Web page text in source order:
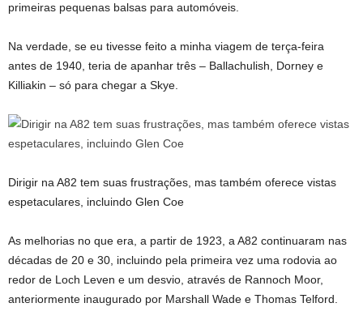
primeiras pequenas balsas para automóveis.
Na verdade, se eu tivesse feito a minha viagem de terça-feira
antes de 1940, teria de apanhar três – Ballachulish, Dorney e
Killiakin – só para chegar a Skye.
Dirigir na A82 tem suas frustrações, mas também oferece vistas
espetaculares, incluindo Glen Coe
As melhorias no que era, a partir de 1923, a A82 continuaram nas
décadas de 20 e 30, incluindo pela primeira vez uma rodovia ao
redor de Loch Leven e um desvio, através de Rannoch Moor,
anteriormente inaugurado por Marshall Wade e Thomas Telford.